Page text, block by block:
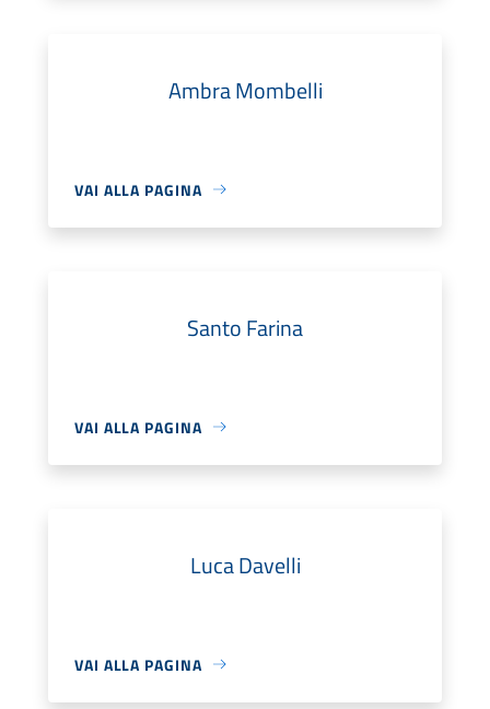
Ambra Mombelli
VAI ALLA PAGINA
Santo Farina
VAI ALLA PAGINA
Luca Davelli
VAI ALLA PAGINA